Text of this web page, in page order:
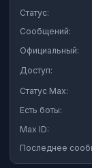
Статус:
Сообщений:
Официальный:
Доступ:
Статус Max:
Есть боты:
Max ID:
Последнее